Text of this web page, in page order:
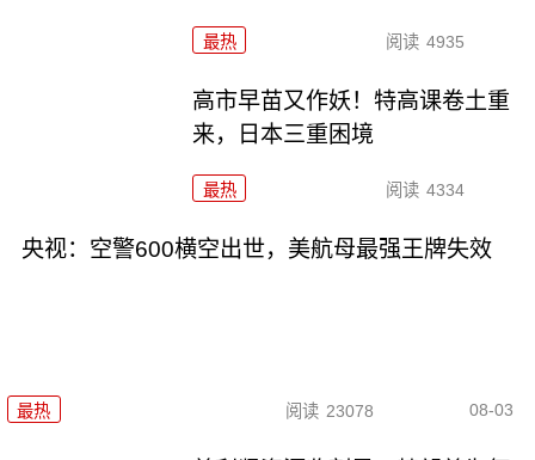
最热 阅读 4935
高市早苗又作妖！特高课卷土重
来，日本三重困境
最热 阅读 4334
央视：空警600横空出世，美航母最强王牌失效
最热 阅读 23078 08-03